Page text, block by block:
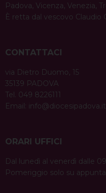
Padova, Vicenza, Venezia,
È retta dal vescovo Claudio
CONTATTACI
via Dietro Duomo, 15
35139 PADOVA
Tel. 049 8226111
Email: info@diocesipadova.it
ORARI UFFICI
Dal lunedì al venerdì dalle
Pomeriggio solo su